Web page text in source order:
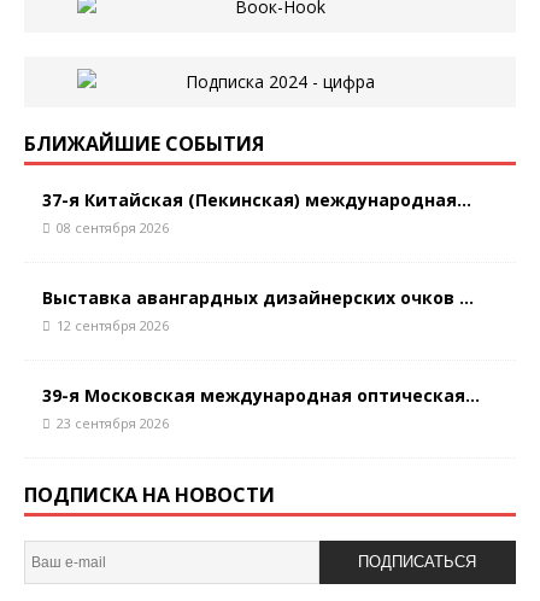
БЛИЖАЙШИЕ СОБЫТИЯ
37-я Китайская (Пекинская) международная...
08 сентября 2026
Выставка авангардных дизайнерских очков ...
12 сентября 2026
39-я Московская международная оптическая...
23 сентября 2026
ПОДПИСКА НА НОВОСТИ
ПОДПИСАТЬСЯ